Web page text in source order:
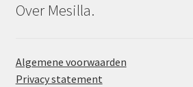
Over Mesilla.
Algemene voorwaarden
Privacy statement